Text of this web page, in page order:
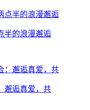
半的浪漫邂逅
邂逅真爱，共